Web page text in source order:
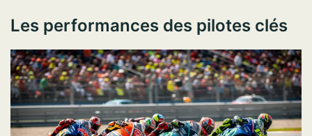
Les performances des pilotes clés